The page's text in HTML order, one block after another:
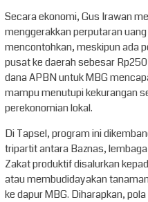
Secara ekonomi, Gus Irawan
menggerakkan perputaran
mencontohkan, meskipun ada
pusat ke daerah sebesar
dana APBN untuk MBG
mampu menutupi kekurangan
perekonomian lokal.
Di Tapsel, program ini
tripartit antara Baznas,
Zakat produktif disalurkan
atau membudidayakan
ke dapur MBG. Diharapkan,